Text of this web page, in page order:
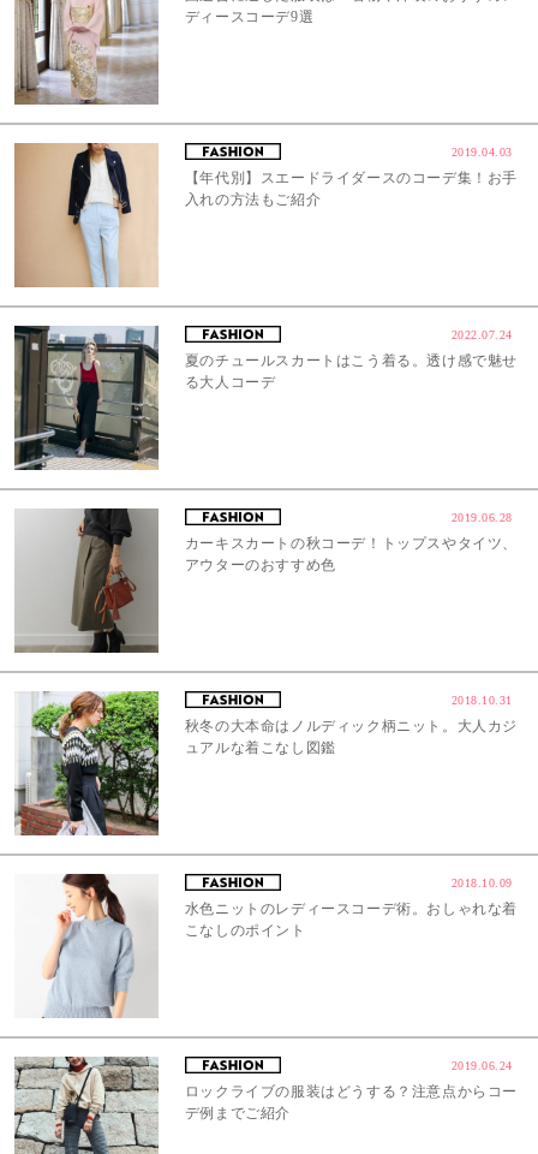
ディースコーデ9選
2019.04.03
【年代別】スエードライダースのコーデ集！お手
入れの方法もご紹介
2022.07.24
夏のチュールスカートはこう着る。透け感で魅せ
る大人コーデ
2019.06.28
カーキスカートの秋コーデ！トップスやタイツ、
アウターのおすすめ色
2018.10.31
秋冬の大本命はノルディック柄ニット。大人カジ
ュアルな着こなし図鑑
2018.10.09
水色ニットのレディースコーデ術。おしゃれな着
こなしのポイント
2019.06.24
ロックライブの服装はどうする？注意点からコー
デ例までご紹介